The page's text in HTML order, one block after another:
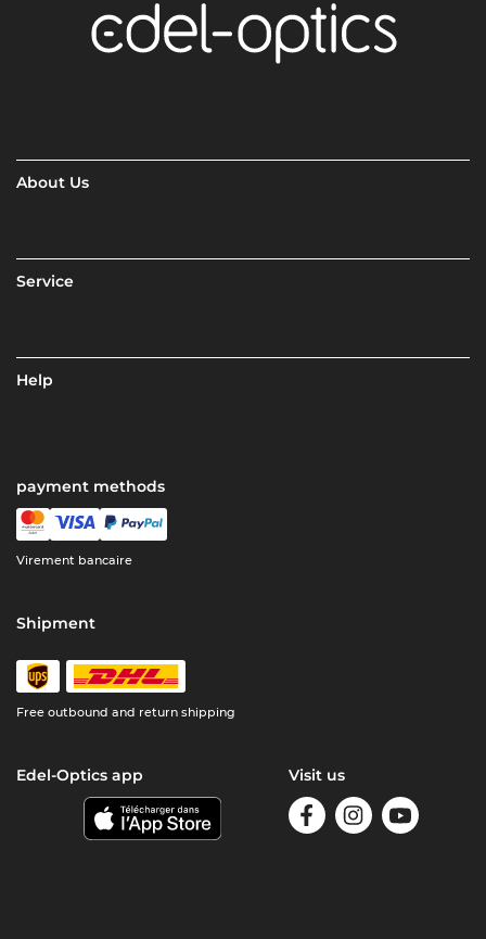
About Us
Service
Help
payment methods
Virement bancaire
Shipment
Free outbound and return shipping
Edel-Optics app Visit us